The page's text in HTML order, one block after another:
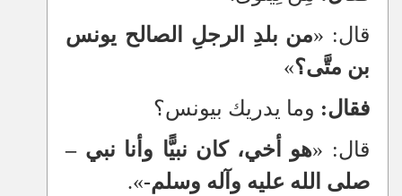
قال: «من بلدِ الرجلِ الصالح يونس
بن متَّى؟»
فقال: وما يدريك بيونس؟
قال: «هو أخي، كان نبيًّا وأنا نبي–
صلى الله عليه وآله وسلم-».